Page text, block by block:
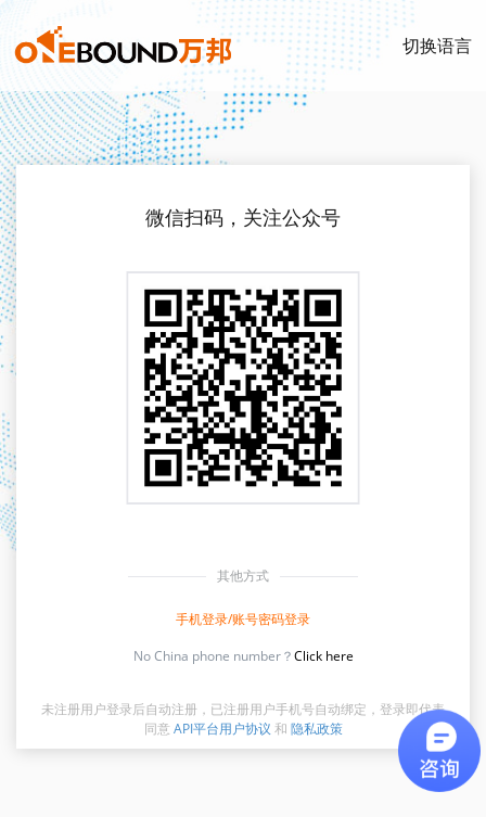
切换语言
微信扫码，关注公众号
其他方式
手机登录/账号密码登录
No China phone number？Click here
未注册用户登录后自动注册，已注册用户手机号自动绑定，登录即代表
同意 API平台用户协议 和 隐私政策